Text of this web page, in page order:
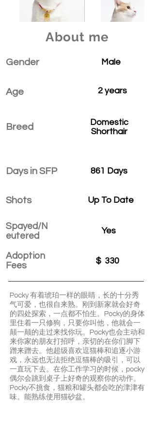
About me
Gender
Age
Breed
Days in SFP
Shots
Spayed/N
eutered
Adoption
Fees
Male
2 years
Domestic
Shorthair
861 Days
Up To Date
Yes
$ 330
Pocky 有着琥珀一样的眼睛，长的十分秀
气可爱，也很自来熟。刚到新家就会好奇
的四处探索，一点都不怕生。Pocky的身体
里住着一只修狗，只要你叫他，他就会一
颠一颠的走过来找你玩。Pocky也会主动和
来你家的朋友打招呼，亲切的在你们脚下
蹭来蹭去。他超级喜欢逗猫棒和追逐小游
戏，永远也无法拒绝逗猫棒的吸引，可以
一直玩下去。在你工作学习的时候，pocky
偶尔会跳到桌子上好奇的观察你的动作。
Pocky不挑食，猫粮和罐头都会吃的津津有
味。能熟练使用猫砂盆。